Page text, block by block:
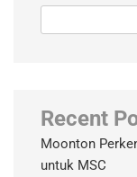
Recent
Moonton
untuk MSC